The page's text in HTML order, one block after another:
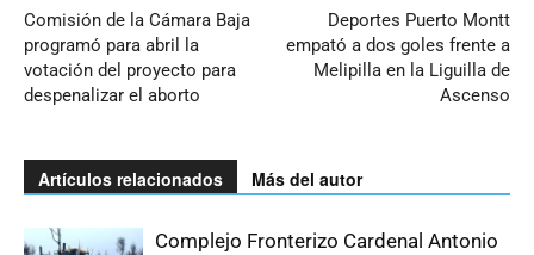
Comisión de la Cámara Baja
programó para abril la
votación del proyecto para
despenalizar el aborto
Deportes Puerto Montt
empató a dos goles frente a
Melipilla en la Liguilla de
Ascenso
Artículos relacionados Más del autor
Complejo Fronterizo Cardenal Antonio